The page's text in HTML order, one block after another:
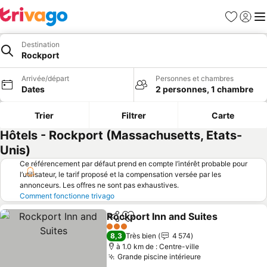
Favoris
Se
Destination
Rockport
Arrivée/départ
Dates
Personnes et chambres
2 personnes, 1 chambre
Trier Filtrer Carte
Hôtels - Rockport (Massachusetts, Etats-
Unis)
Ce référencement par défaut prend en compte l’intérêt probable pour
l’utilisateur, le tarif proposé et la compensation versée par les
annonceurs. Les offres ne sont pas exhaustives.
Comment fonctionne trivago
PartagerAjouter à mes favoris
Rockport Inn and Suites
3 Étoiles
8,3 Très bien
4 574
à 1.0 km de : Centre-ville
Grande piscine intérieure